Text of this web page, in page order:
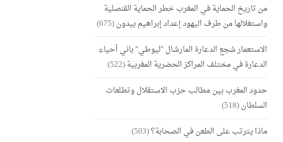
من تاريخ الحماية في المغرب خطر الحماية القنصلية
واستغلالها من طرف اليهود إعداد إبراهيم بيدون(675)
الاستعمار شجع الدعارة المارشال "ليوطي" باني أحياء
الدعارة في مختلف المراكز الحضرية المغربية(522)
حدود المغرب بين مطالب حزب الاستقلال وتطلعات
السلطان(518)
ماذا يترتب على الطعن في الصحابة؟(503)